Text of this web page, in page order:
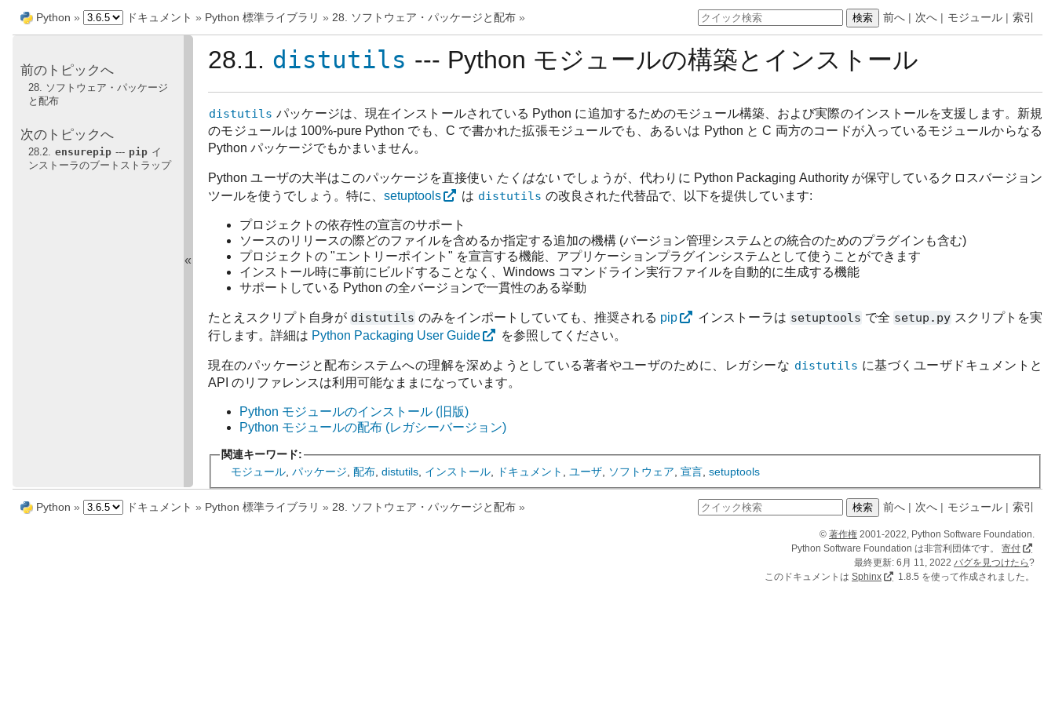
索引
モジュール |
次へ |
前へ |
Python » ドキュメント » Python 標準ライブラリ » 28. ソフトウェア・パッケージと配布 »
28.1. distutils --- Python モジュールの構築とインストール
distutils パッケージは、現在インストールされている Python に追加するためのモジュール構築、および実際のインストールを支援します。新規
のモジュールは 100%-pure Python でも、C で書かれた拡張モジュールでも、あるいは Python と C 両方のコードが入っているモジュールからなる
Python パッケージでもかまいません。
Python ユーザの大半はこのパッケージを直接使い たくはない でしょうが、代わりに Python Packaging Authority が保守しているクロスバージョン
ツールを使うでしょう。特に、setuptools は distutils の改良された代替品で、以下を提供しています:
プロジェクトの依存性の宣言のサポート
ソースのリリースの際どのファイルを含めるか指定する追加の機構 (バージョン管理システムとの統合のためのプラグインも含む)
プロジェクトの "エントリーポイント" を宣言する機能、アプリケーションプラグインシステムとして使うことができます
インストール時に事前にビルドすることなく、Windows コマンドライン実行ファイルを自動的に生成する機能
サポートしている Python の全バージョンで一貫性のある挙動
たとえスクリプト自身が distutils のみをインポートしていても、推奨される pip インストーラは setuptools で全 setup.py スクリプトを実
行します。詳細は Python Packaging User Guide を参照してください。
現在のパッケージと配布システムへの理解を深めようとしている著者やユーザのために、レガシーな distutils に基づくユーザドキュメントと
API のリファレンスは利用可能なままになっています。
Python モジュールのインストール (旧版)
Python モジュールの配布 (レガシーバージョン)
関連キーワード:
モジュール, パッケージ, 配布, distutils, インストール, ドキュメント , ユーザ, ソフトウェア, 宣言, setuptools
前のトピックへ
28. ソフトウェア・パッケージ
と配布
次のトピックへ
28.2. ensurepip --- pip イ
ンストーラのブートストラップ
«
索引
モジュール |
次へ |
前へ |
Python » ドキュメント » Python 標準ライブラリ » 28. ソフトウェア・パッケージと配布 »
© 著作権 2001-2022, Python Software Foundation.
Python Software Foundation は非営利団体です。 寄付
最終更新: 6月 11, 2022 バグを見つけたら?
このドキュメントは Sphinx 1.8.5 を使って作成されました。